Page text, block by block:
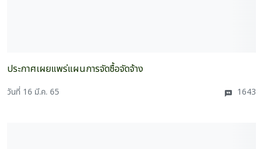
ประกาศเผยแพร่แผนการจัดซื้อจัดจ้าง
วันที่ 16 มี.ค. 65 1643